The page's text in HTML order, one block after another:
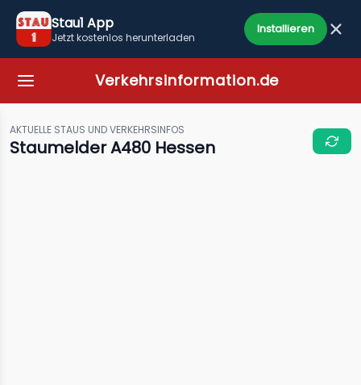
Stau1 App
Jetzt kostenlos herunterladen
Installieren
Verkehrsinformation.de
AKTUELLE STAUS UND VERKEHRSINFOS
Staumelder A480 Hessen